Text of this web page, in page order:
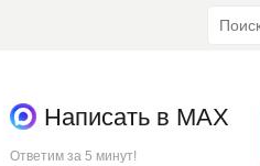
Написать в MAX
Ответим за 5 минут!